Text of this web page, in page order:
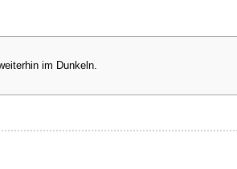
im Dunkeln.